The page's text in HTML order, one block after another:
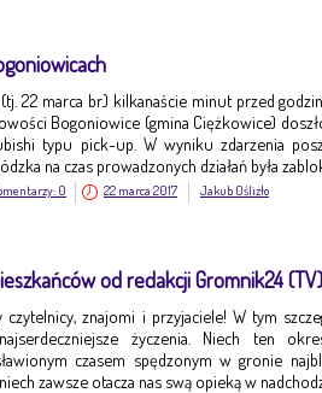
(tj. 22 marca br.) kilkanaście minut przed
Bogoniowice (gmina Ciężkowice)
typu pick-up. W wyniku zdarzenia
na czas prowadzonych działań była
0 22 marca 2017 Jakub Oślizło
od redakcji Gromnik24 (TV)
czytelnicy, znajomi i przyjaciele! W tym
życzenia. Niech ten
czasem spędzonym w gronie
zawsze otacza nas swą opieką w